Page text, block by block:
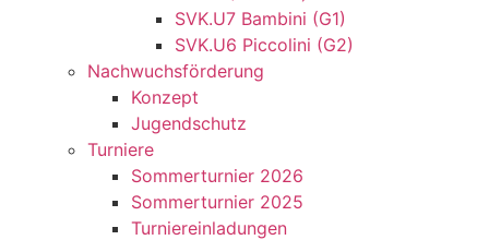
SVK.U7 Bambini (G1)
SVK.U6 Piccolini (G2)
Nachwuchsförderung
Konzept
Jugendschutz
Turniere
Sommerturnier 2026
Sommerturnier 2025
Turniereinladungen